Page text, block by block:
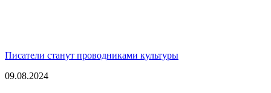
Писатели станут проводниками культуры
09.08.2024